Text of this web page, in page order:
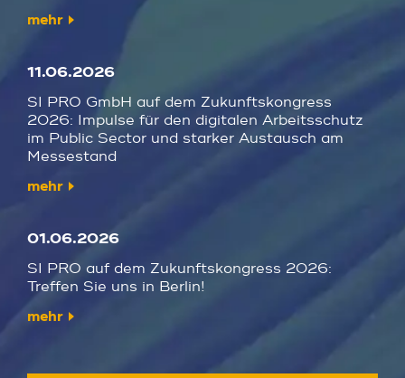
mehr
11.06.2026
SI PRO GmbH auf dem Zukunftskongress
2026: Impulse für den digitalen Arbeitsschutz
im Public Sector und starker Austausch am
Messestand
mehr
01.06.2026
SI PRO auf dem Zukunftskongress 2026:
Treffen Sie uns in Berlin!
mehr